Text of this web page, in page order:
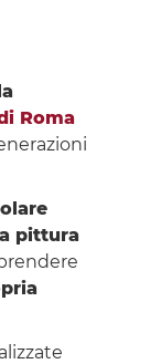
Roma
pittura